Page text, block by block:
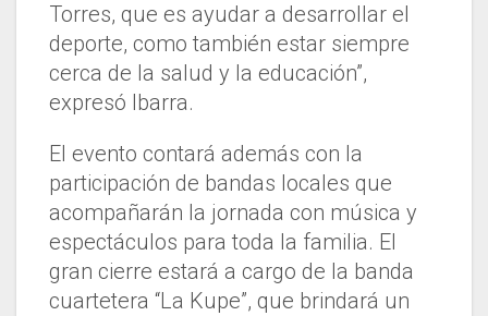
Torres, que es ayudar a desarrollar el
deporte, como también estar siempre
cerca de la salud y la educación”,
expresó Ibarra.
El evento contará además con la
participación de bandas locales que
acompañarán la jornada con música y
espectáculos para toda la familia. El
gran cierre estará a cargo de la banda
cuartetera “La Kupe”, que brindará un